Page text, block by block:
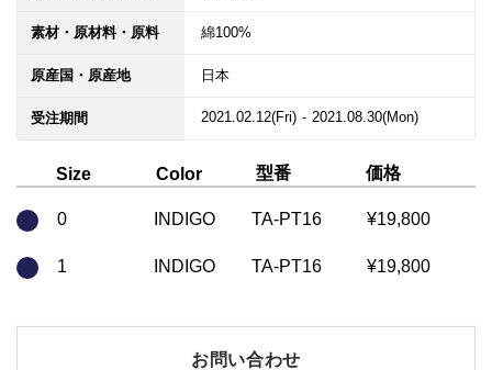
素材・原材料・原料 綿100%
原産国・原産地 日本
受注期間 2021.02.12(Fri) - 2021.08.30(Mon)
Size Color 型番 価格
0 INDIGO TA-PT16 ¥19,800
1 INDIGO TA-PT16 ¥19,800
お問い合わせ